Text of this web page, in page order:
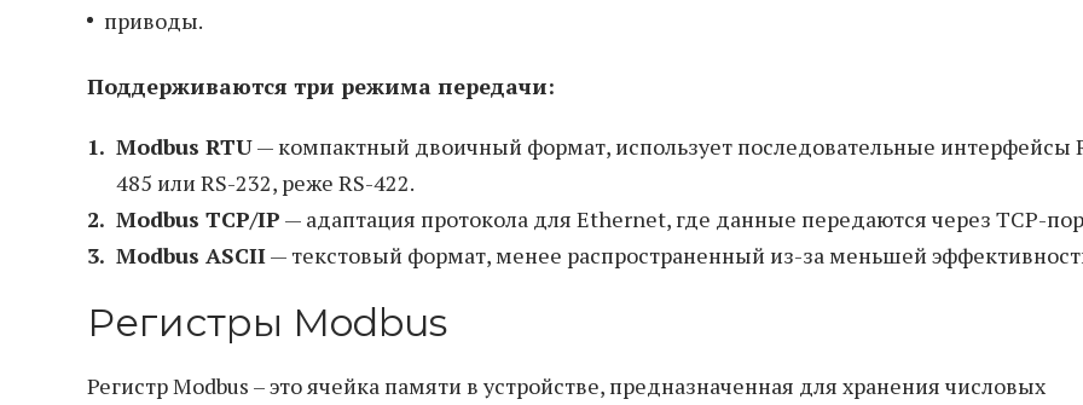
приводы.
Поддерживаются три режима передачи:
Modbus RTU— компактный двоичный формат, использует последовательные интерфейсы
485 или RS-232, реже RS-422.
Modbus TCP/IP — адаптация протокола для Ethernet, где данные передаются через TCP-
Modbus ASCII— текстовый формат, менее распространенный из-за меньшей
Регистры Modbus
Регистр Modbus – это ячейка памяти в устройстве, предназначенная для хранения числовых